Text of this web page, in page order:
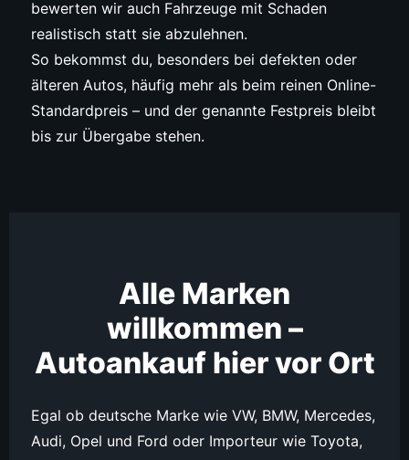
bewerten wir auch Fahrzeuge mit Schaden
realistisch statt sie abzulehnen.
So bekommst du, besonders bei defekten oder
älteren Autos, häufig mehr als beim reinen Online-
Standardpreis – und der genannte Festpreis bleibt
bis zur Übergabe stehen.
Alle Marken
willkommen –
Autoankauf hier vor Ort
Egal ob deutsche Marke wie VW, BMW, Mercedes,
Audi, Opel und Ford oder Importeur wie Toyota,